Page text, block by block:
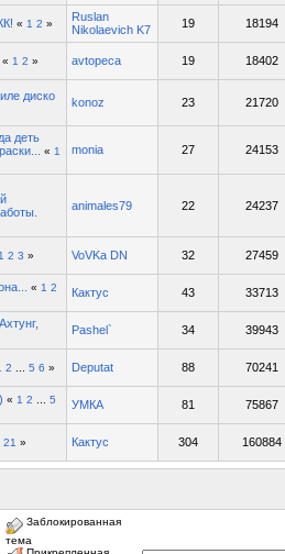
« 1 2 »
Ruslan
Nikolaevich K7
19 18194
« 1 2 » avtopeca 19 18402
диско
konoz 23 21720
деть
« 1
monia 27 24153
animales79 22 24237
1 2 3 » VoVKa DN 32 27459
« 1 2
Кактус 43 33713
Pashel` 34 39943
2 5 6 » Deputat 88 70241
« 1 2
5
УМКА 81 75867
21 » Кактус 304 160884
Заблокированная
тема